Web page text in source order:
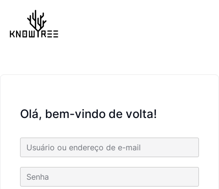
Olá, bem-vindo de volta!